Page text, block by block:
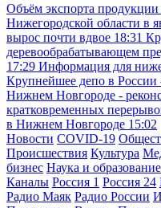
Объём экспорта
Нижегородской области в
вырос почти вдвое 18:31
деревообрабатывающем
17:29 Информация для
Крупнейшее депо в России
Нижнем Новгороде -
кратковременных
в Нижнем Новгороде 15:02
Новости COVID-19
Происшествия Культура
бизнес Наука и образование
Каналы Россия 1 Россия 24
Радио Маяк Радио России